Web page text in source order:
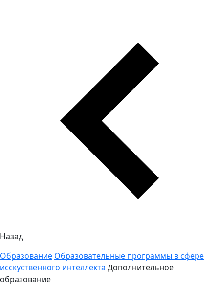
Назад
Образование Образовательные программы в сфере
исскуственного интеллекта Дополнительное
образование